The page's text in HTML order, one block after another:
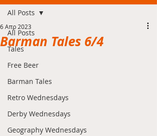
All Posts
Tales
Free Beer
Barman Tales
Retro Wednesdays
Derby Wednesdays
Geography Wednesdays
All Posts
Barman Tales 6/4
6 Απρ 2023